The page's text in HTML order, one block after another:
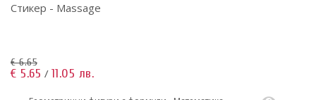
Стикер - Massage
€ 6.65
€ 5.65 / 11.05 лв.